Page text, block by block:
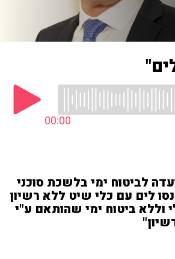
00:00
לביטוח ימי בלשכת סוכני
לים עם כלי שיט ללא רשיון
וללא ביטוח ימי שהותאם ע"י